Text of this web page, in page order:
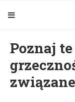
Poznaj